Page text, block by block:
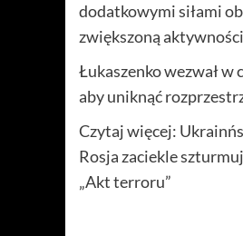
dodatkowymi siłami
zwiększoną
Łukaszenko wezwał
aby uniknąć
Czytaj więcej:
Rosja zaciekle
„Akt terroru”